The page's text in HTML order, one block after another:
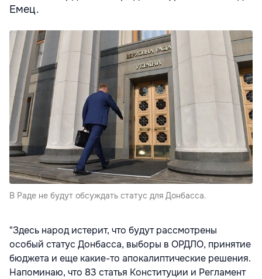
Емец.
В Раде не будут обсуждать статус для Донбасса.
"Здесь народ истерит, что будут рассмотрены
особый статус Донбасса, выборы в ОРДЛО, принятие
бюджета и еще какие-то апокалиптические решения.
Напоминаю, что 83 статья Конституции и Регламент